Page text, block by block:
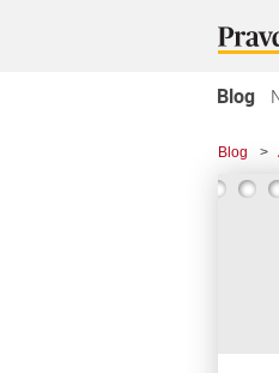
Blog
Blog >